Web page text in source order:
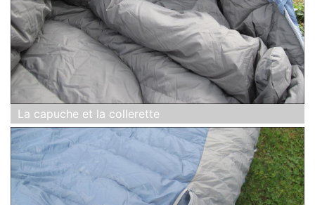
La capuche et la collerette